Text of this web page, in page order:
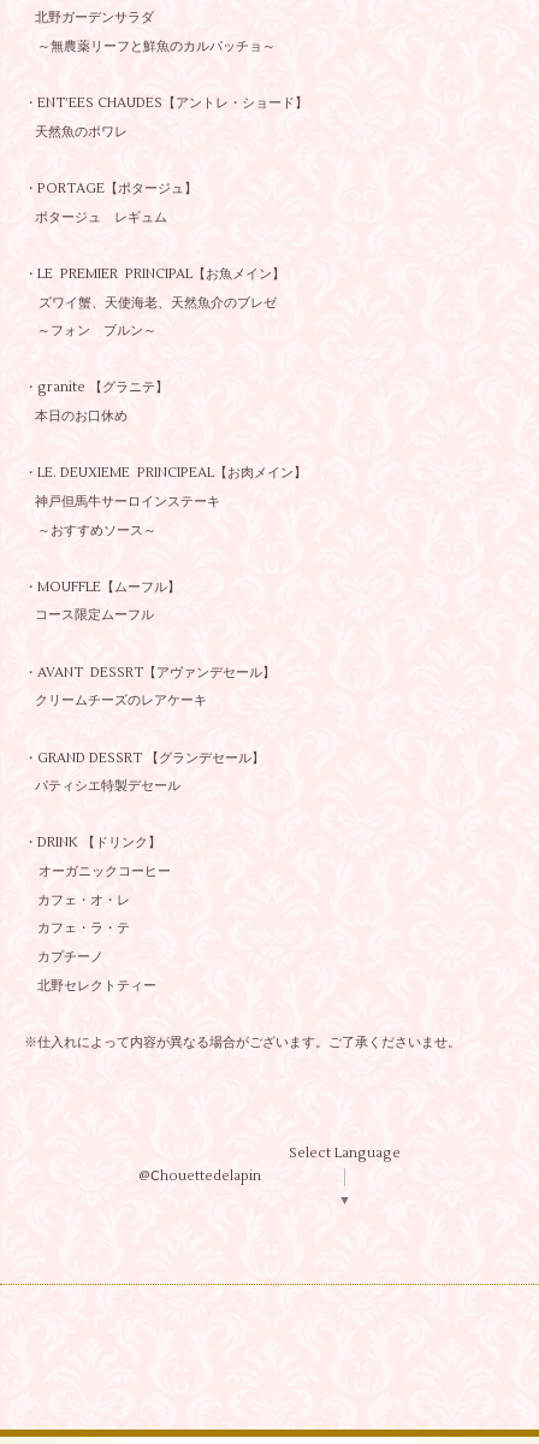
北野ガーデンサラダ
～無農薬リーフと鮮魚のカルパッチョ～
・ENT’EES CHAUDES【アントレ・ショード】
天然魚のポワレ
・PORTAGE【ポタージュ】
ポタージュ レギュム
・LE PREMIER PRINCIPAL【お魚メイン】
ズワイ蟹、天使海老、天然魚介のブレゼ
～フォン ブルン～
・granite 【グラニテ】
本日のお口休め
・LE. DEUXIEME PRINCIPEAL【お肉メイン】
神戸但馬牛サーロインステーキ
～おすすめソース～
・MOUFFLE【ムーフル】
コース限定ムーフル
・AVANT DESSRT【アヴァンデセール】
クリームチーズのレアケーキ
・GRAND DESSRT 【グランデセール】
パティシエ特製デセール
・DRINK 【ドリンク】
オーガニックコーヒー
カフェ・オ・レ
カフェ・ラ・テ
カプチーノ
北野セレクトティー
※仕入れによって内容が異なる場合がございます。ご了承くださいませ。
@Ⅽhouettedelapin
Select Language
▼